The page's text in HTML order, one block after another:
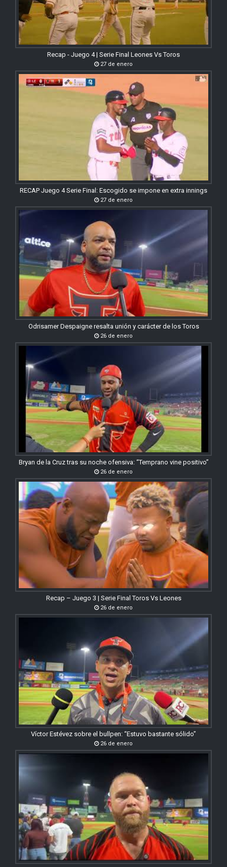
Recap - Juego 4 | Serie Final Leones Vs Toros
27 de enero
RECAP Juego 4 Serie Final: Escogido se impone en extra innings
27 de enero
Odrisamer Despaigne resalta unión y carácter de los Toros
26 de enero
Bryan de la Cruz tras su noche ofensiva: “Temprano vine positivo”
26 de enero
Recap – Juego 3 | Serie Final Toros Vs Leones
26 de enero
Víctor Estévez sobre el bullpen: “Estuvo bastante sólido”
26 de enero